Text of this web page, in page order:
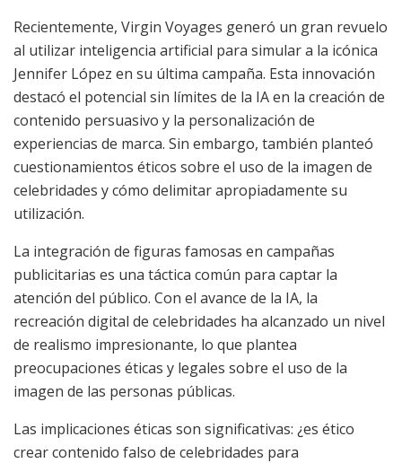
Recientemente, Virgin Voyages generó un gran revuelo
al utilizar inteligencia artificial para simular a la icónica
Jennifer López en su última campaña. Esta innovación
destacó el potencial sin límites de la IA en la creación de
contenido persuasivo y la personalización de
experiencias de marca. Sin embargo, también planteó
cuestionamientos éticos sobre el uso de la imagen de
celebridades y cómo delimitar apropiadamente su
utilización.
La integración de figuras famosas en campañas
publicitarias es una táctica común para captar la
atención del público. Con el avance de la IA, la
recreación digital de celebridades ha alcanzado un nivel
de realismo impresionante, lo que plantea
preocupaciones éticas y legales sobre el uso de la
imagen de las personas públicas.
Las implicaciones éticas son significativas: ¿es ético
crear contenido falso de celebridades para